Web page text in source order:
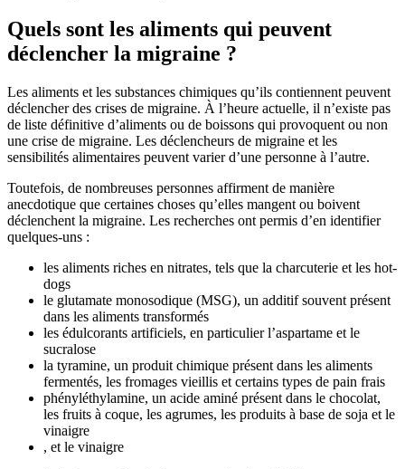
Quels sont les aliments qui peuvent
déclencher la migraine ?
Les aliments et les substances chimiques qu’ils contiennent peuvent
déclencher des crises de migraine. À l’heure actuelle, il n’existe pas
de liste définitive d’aliments ou de boissons qui provoquent ou non
une crise de migraine. Les déclencheurs de migraine et les
sensibilités alimentaires peuvent varier d’une personne à l’autre.
Toutefois, de nombreuses personnes affirment de manière
anecdotique que certaines choses qu’elles mangent ou boivent
déclenchent la migraine. Les recherches ont permis d’en identifier
quelques-uns :
les aliments riches en nitrates, tels que la charcuterie et les hot-
dogs
le glutamate monosodique (MSG), un additif souvent présent
dans les aliments transformés
les édulcorants artificiels, en particulier l’aspartame et le
sucralose
la tyramine, un produit chimique présent dans les aliments
fermentés, les fromages vieillis et certains types de pain frais
phényléthylamine, un acide aminé présent dans le chocolat,
les fruits à coque, les agrumes, les produits à base de soja et le
vinaigre
, et le vinaigre